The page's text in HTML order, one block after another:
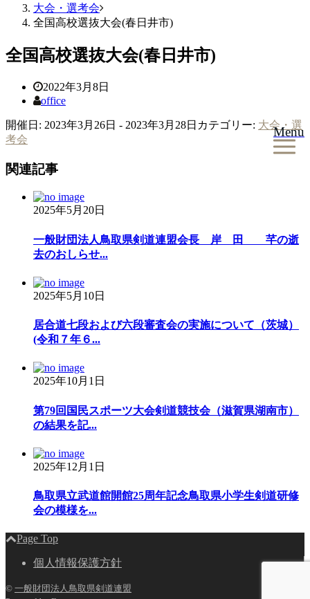
Menu
大会・選考会
全国高校選抜大会(春日井市)
全国高校選抜大会(春日井市)
2022年3月8日
office
開催日: 2023年3月26日 - 2023年3月28日 カテゴリー: 大会・選
考会
関連記事
2025年5月20日
一般財団法人鳥取県剣道連盟会長 岸 田 芊の逝
去のおしらせ...
2025年5月10日
居合道七段および六段審査会の実施について（茨城）
(令和７年６...
2025年10月1日
第79回国民スポーツ大会剣道競技会（滋賀県湖南市）
の結果を記...
2025年12月1日
鳥取県立武道館開館25周年記念鳥取県小学生剣道研修
会の模様を...
Page Top
個人情報保護方針
© 一般財団法人鳥取県剣道連盟